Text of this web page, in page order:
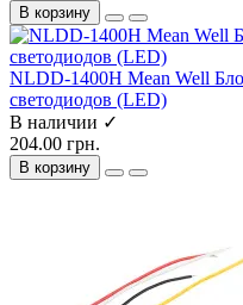
В корзину
NLDD-1400H Mean Well
светодиодов (LED)
В наличии ✓
204.00 грн.
В корзину